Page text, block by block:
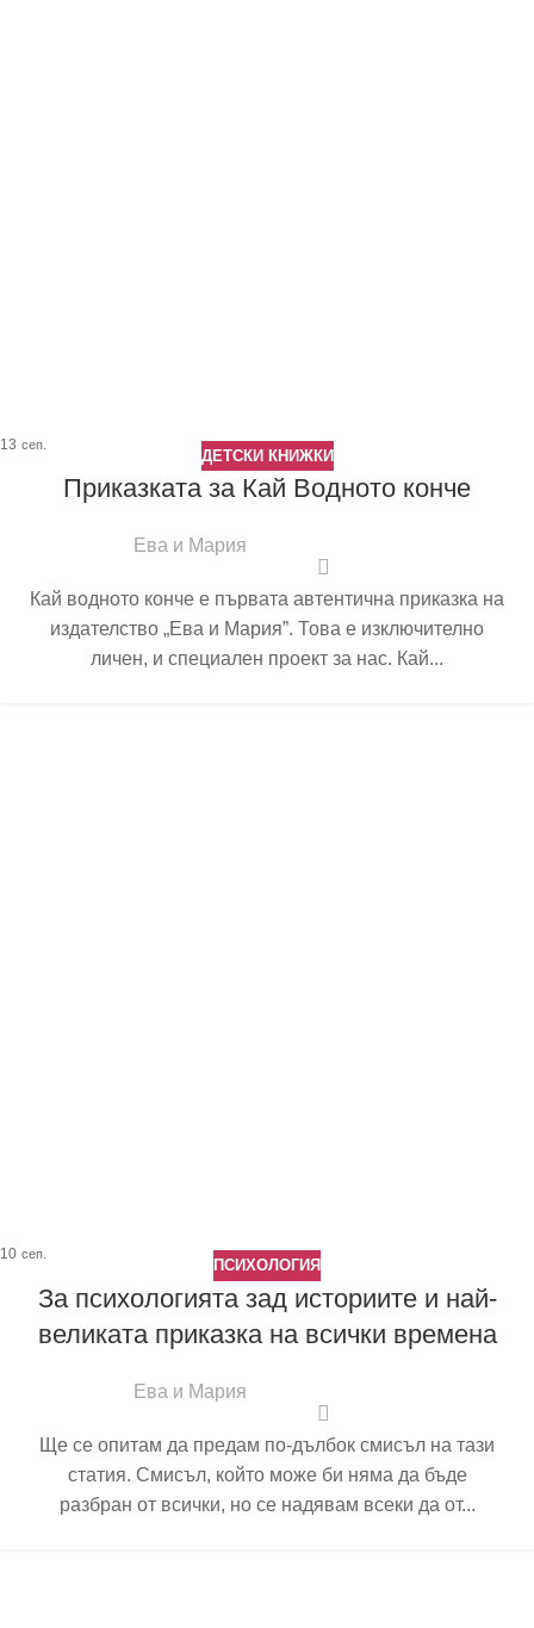
13 сеп.
ДЕТСКИ КНИЖКИ
Приказката за Кай Водното конче
Ева и Мария
Кай водното конче е първата автентична приказка на
издателство „Ева и Мария”. Това е изключително
личен, и специален проект за нас. Кай...
10 сеп.
ПСИХОЛОГИЯ
За психологията зад историите и най-
великата приказка на всички времена
Ева и Мария
Ще се опитам да предам по-дълбок смисъл на тази
статия. Смисъл, който може би няма да бъде
разбран от всички, но се надявам всеки да от...